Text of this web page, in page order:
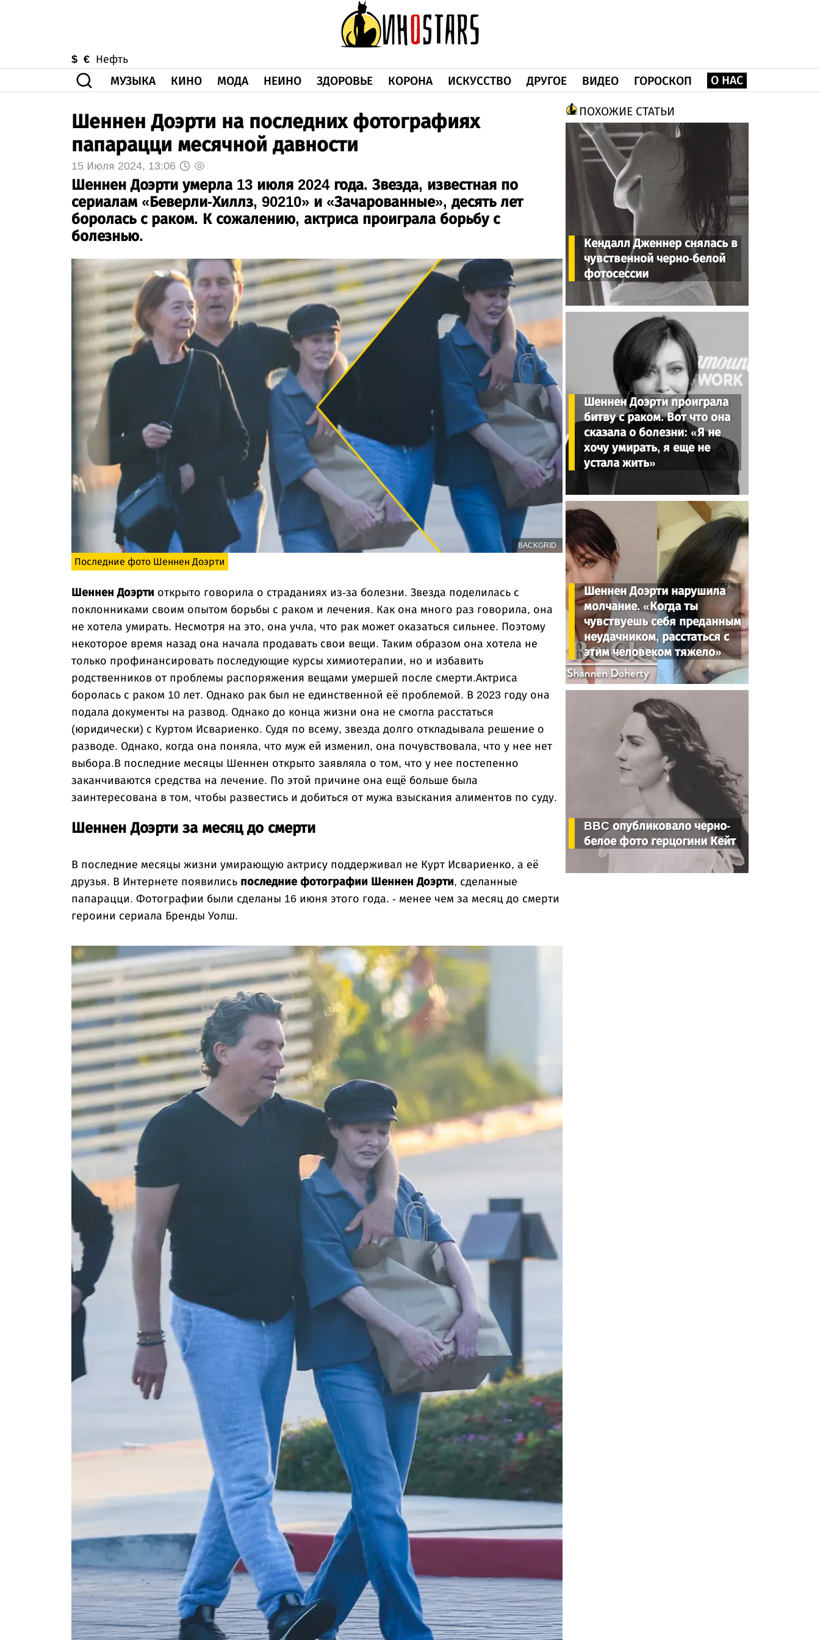
$ € Нефть
МУЗЫКА КИНО МОДА НЕИНО ЗДОРОВЬЕ КОРОНА ИСКУССТВО ДРУГОЕ ВИДЕО ГОРОСКОП О НАС
Шеннен Доэрти на последних фотографиях
папарацци месячной давности
15 Июля 2024, 13:06
Шеннен Доэрти умерла 13 июля 2024 года. Звезда, известная по
сериалам «Беверли-Хиллз, 90210» и «Зачарованные», десять лет
боролась с раком. К сожалению, актриса проиграла борьбу с
болезнью.
BACKGRID
Последние фото Шеннен Доэрти
Шеннен Доэрти открыто говорила о страданиях из-за болезни. Звезда поделилась с
поклонниками своим опытом борьбы с раком и лечения. Как она много раз говорила, она
не хотела умирать. Несмотря на это, она учла, что рак может оказаться сильнее. Поэтому
некоторое время назад она начала продавать свои вещи. Таким образом она хотела не
только профинансировать последующие курсы химиотерапии, но и избавить
родственников от проблемы распоряжения вещами умершей после смерти.Актриса
боролась с раком 10 лет. Однако рак был не единственной её проблемой. В 2023 году она
подала документы на развод. Однако до конца жизни она не смогла расстаться
(юридически) с Куртом Исвариенко. Судя по всему, звезда долго откладывала решение о
разводе. Однако, когда она поняла, что муж ей изменил, она почувствовала, что у нее нет
выбора.В последние месяцы Шеннен открыто заявляла о том, что у нее постепенно
заканчиваются средства на лечение. По этой причине она ещё больше была
заинтересована в том, чтобы развестись и добиться от мужа взыскания алиментов по суду.
Шеннен Доэрти за месяц до смерти
В последние месяцы жизни умирающую актрису поддерживал не Курт Исвариенко, а её
друзья. В Интернете появились последние фотографии Шеннен Доэрти, сделанные
папарацци. Фотографии были сделаны 16 июня этого года. - менее чем за месяц до смерти
героини сериала Бренды Уолш.
ПОХОЖИЕ СТАТЬИ
Кендалл Дженнер снялась в
чувственной черно-белой
фотосессии
Шеннен Доэрти проиграла
битву с раком. Вот что она
сказала о болезни: «Я не
хочу умирать, я еще не
устала жить»
Шеннен Доэрти нарушила
молчание. «Когда ты
чувствуешь себя преданным
неудачником, расстаться с
этим человеком тяжело»
BBC опубликовало черно-
белое фото герцогини Кейт